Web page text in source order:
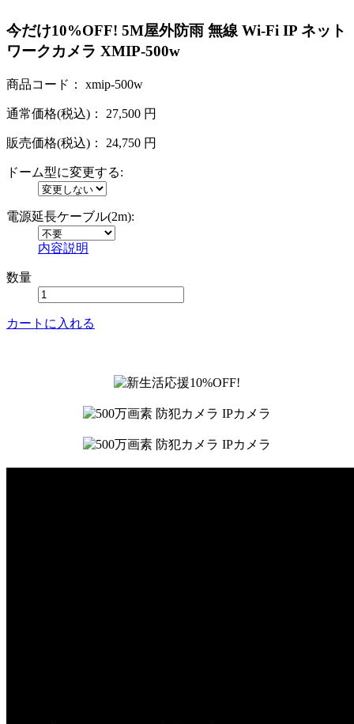
今だけ10%OFF! 5M屋外防雨 無線 Wi-Fi IP ネット
ワークカメラ XMIP-500w
商品コード： xmip-500w
通常価格(税込)： 27,500 円
販売価格(税込)： 24,750 円
ドーム型に変更する:
電源延長ケーブル(2m):
内容説明
数量
カートに入れる